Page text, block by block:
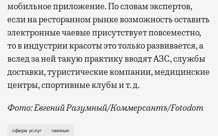
мобильное приложение. По словам экспертов,
если на ресторанном рынке возможность оставить
электронные чаевые присутствует повсеместно,
то в индустрии красоты это только развивается, а
вслед за ней такую практику вводят АЗС, службы
доставки, туристические компании, медицинские
центры, спортивные клубы и т. д.
Фото: Евгений Разумный/Коммерсантъ/Fotodom
Если раньше абсолютными лидерами по чаевым
сфера услуг чаевые